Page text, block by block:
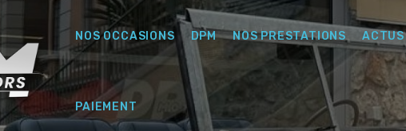
NOS OCCASIONS DPM NOS PRESTATIONS ACTUS
PAIEMENT